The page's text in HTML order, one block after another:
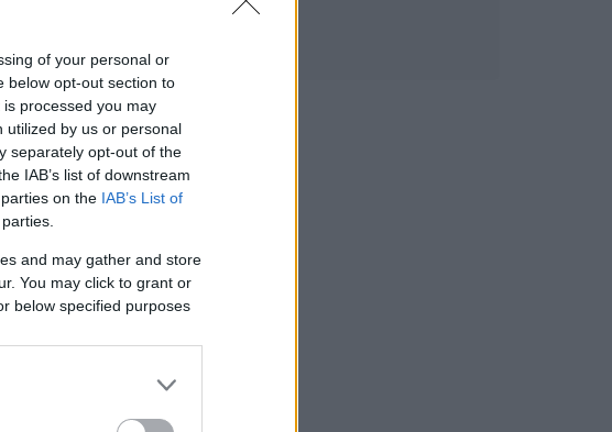
of your personal or
below opt-out section to
processed you may
utilized by us or personal
separately opt-out of the
IAB’s list of downstream
on the IAB’s List of
and may gather and store
You may click to grant or
below specified purposes